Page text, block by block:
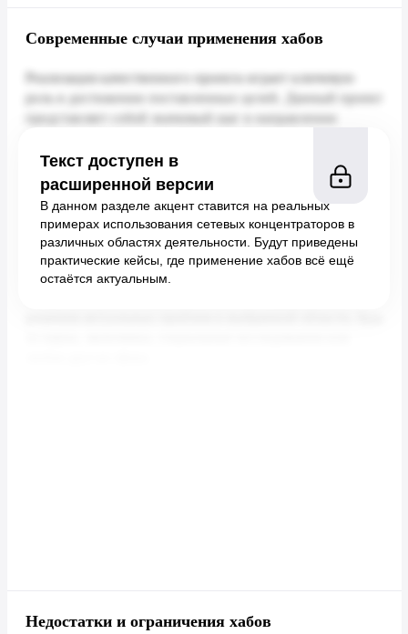
Современные случаи применения хабов
Текст доступен в
расширенной версии
В данном разделе акцент ставится на реальных
примерах использования сетевых концентраторов в
различных областях деятельности. Будут приведены
практические кейсы, где применение хабов всё ещё
остаётся актуальным.
Недостатки и ограничения хабов